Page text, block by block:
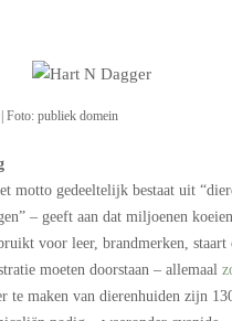
Foto: publiek domein
motto gedeeltelijk bestaat uit
– geeft aan dat miljoenen
voor leer, brandmerken, staart
moeten doorstaan – allemaal
te maken van dierenhuiden zijn